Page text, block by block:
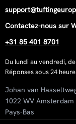
Contactez-nous sur
+31 85 401 8701
Du lundi au vendredi,
Réponses sous 24
Johan van
1022 WV Amsterdam
Pays-Bas